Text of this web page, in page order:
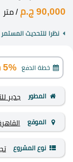
90,000 ج.م / متر
نظرا للتحديث المستمر
خطة الدفع 5% مقدم وتقسيط حتى 10 سنوات.
المطور جدير
الموقع
نوع المشروع